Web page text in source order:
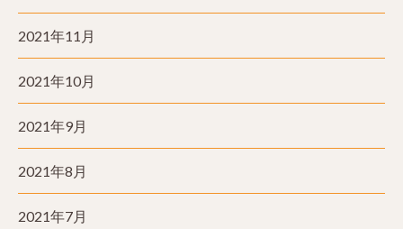
2021年11月
2021年10月
2021年9月
2021年8月
2021年7月